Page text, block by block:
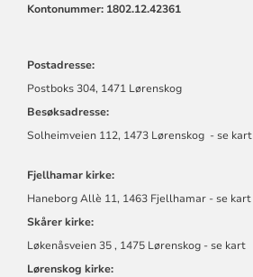
Kontonummer: 1802.12.42361
Postadresse:
Postboks 304, 1471 Lørenskog
Besøksadresse:
Solheimveien 112, 1473 Lørenskog - se kart
Fjellhamar kirke:
Haneborg Allè 11, 1463 Fjellhamar - se kart
Skårer kirke:
Løkenåsveien 35 , 1475 Lørenskog - se kart
Lørenskog kirke: